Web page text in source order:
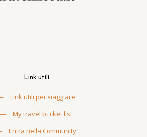
Link utili
Link utili per viaggiare
—
My travel bucket list
Entra nella Community